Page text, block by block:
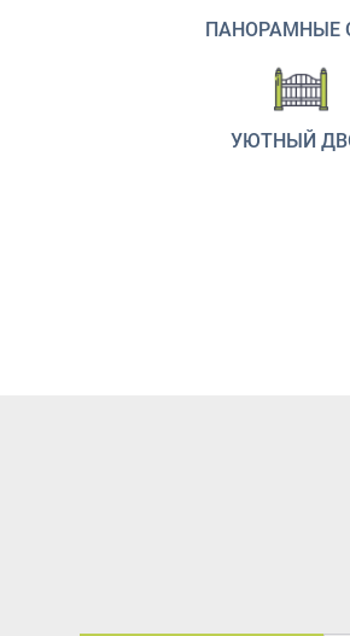
ПАНОРАМНЫЕ
УЮТНЫЙ